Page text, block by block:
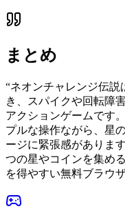
まとめ
“ネオンチャレンジ伝説
き、スパイクや回転障
アクションゲームです
プルな操作ながら、星
ージに緊張感がありま
つの星やコインを集め
を得やすい無料ブラウ